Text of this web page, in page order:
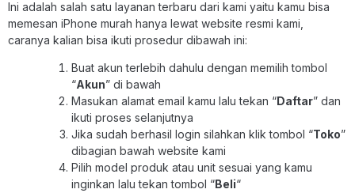
Ini adalah salah satu layanan terbaru dari kami yaitu kamu bisa
memesan iPhone murah hanya lewat website resmi kami,
caranya kalian bisa ikuti prosedur dibawah ini:
Buat akun terlebih dahulu dengan memilih tombol
“Akun” di bawah
Masukan alamat email kamu lalu tekan “Daftar” dan
ikuti proses selanjutnya
Jika sudah berhasil login silahkan klik tombol “Toko”
dibagian bawah website kami
Pilih model produk atau unit sesuai yang kamu
inginkan lalu tekan tombol “Beli“